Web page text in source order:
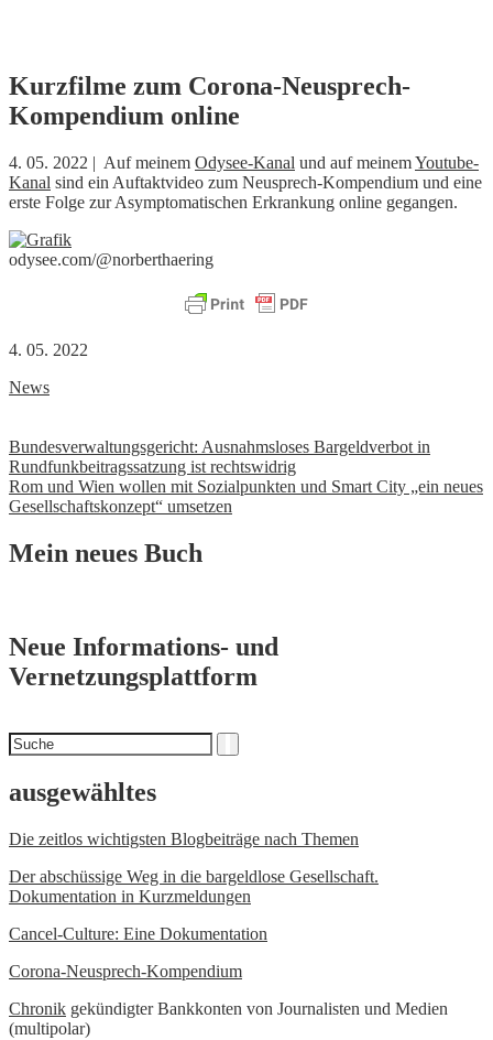
Skip
to
content
Kurzfilme zum Corona-Neusprech-
Kompendium online
4. 05. 2022 | Auf meinem Odysee-Kanal und auf meinemYoutube-
Kanal sind ein Auftaktvideo zum Neusprech-Kompendium und eine
erste Folge zur Asymptomatischen Erkrankung online gegangen.
odysee.com/@norberthaering
4. 05. 2022
News
Beitrags-
Navigation
Bundesverwaltungsgericht: Ausnahmsloses Bargeldverbot in
Rundfunkbeitragssatzung ist rechtswidrig
Rom und Wien wollen mit Sozialpunkten und Smart City „ein neues
Gesellschaftskonzept“ umsetzen
Mein neues Buch
Neue Informations- und
Vernetzungsplattform
Suchen
nach
ausgewähltes
Die zeitlos wichtigsten Blogbeiträge nach Themen
Der abschüssige Weg in die bargeldlose Gesellschaft.
Dokumentation in Kurzmeldungen
Cancel-Culture: Eine Dokumentation
Corona-Neusprech-Kompendium
Chronik gekündigter Bankkonten von Journalisten und Medien
(multipolar)